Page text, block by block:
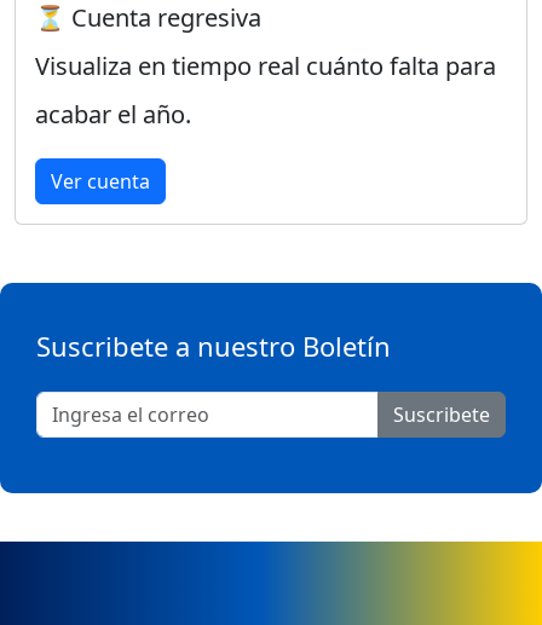
⏳ Cuenta regresiva
Visualiza en tiempo real cuánto falta para
acabar el año.
Ver cuenta
Suscribete a nuestro Boletín
Suscribete